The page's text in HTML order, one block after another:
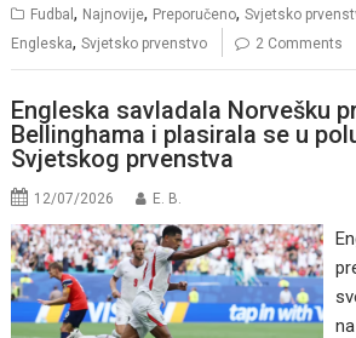
Fudbal, Najnovije, Preporučeno,Svjetsko
Engleska,Svjetsko prvenstvo 2 Comments
Engleska savladala Norvešku
Bellinghama i plasirala se u
Svjetskog prvenstva
12/07/2026 E. B.